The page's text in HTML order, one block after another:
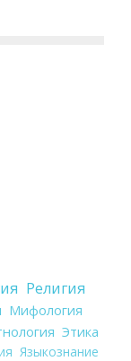
Религия
Мифология
Этика
Языкознание